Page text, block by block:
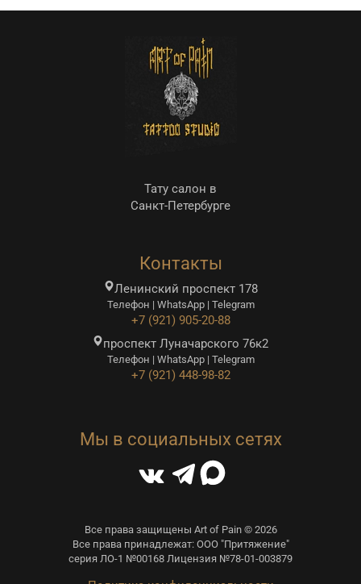
Тату салон в
Санкт-Петербурге
Контакты
Ленинский проспект 178
Телефон | WhatsApp | Telegram
+7 (921) 905-20-88
проспект Луначарского 76к2
Телефон | WhatsApp | Telegram
+7 (921) 448-98-82
Мы в социальных сетях
Все права защищены Art of Pain © 2026
Все права принадлежат: ООО "Притяжение"
серия ЛО-1 №00168 Лицензия №78-01-003879